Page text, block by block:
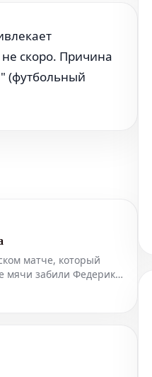
скоро. Причина
(футбольный
матче, который
забили Федерико